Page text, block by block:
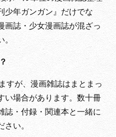
少年ガンガン』だけでな
画誌・少女漫画誌が混ざっ
すが、漫画雑誌はまとまっ
い場合があります。数十冊
誌・付録・関連本と一緒に
い。